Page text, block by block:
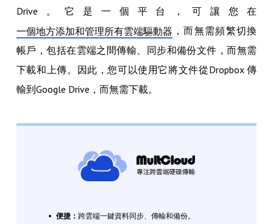
Drive。它是一個平台，可讓您在
一個地方添加和管理所有雲端驅動器 ，而無需頻繁切換
帳戶，包括在雲端之間傳輸、同步和備份文件，而無需
下載和上傳。因此，您可以使用它將文件從Dropbox 傳
輸到Google Drive，而無需下載。
便捷： 跨雲端一鍵資料同步、傳輸和備份。